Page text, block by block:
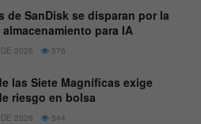
de SanDisk se disparan por la
para IA
2026 576
las Siete Magníficas exige
riesgo en bolsa
2026 544